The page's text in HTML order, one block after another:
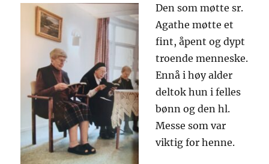
Den som møtte sr.
Agathe møtte et
fint, åpent og dypt
troende menneske.
Ennå i høy alder
deltok hun i felles
bønn og den hl.
Messe som var
viktig for henne.